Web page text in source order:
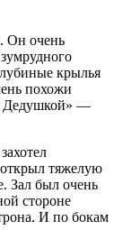
Он очень
крылья
похожи
Дедушкой» —
открыл тяжелую
Зал был очень
стороне
И по бокам